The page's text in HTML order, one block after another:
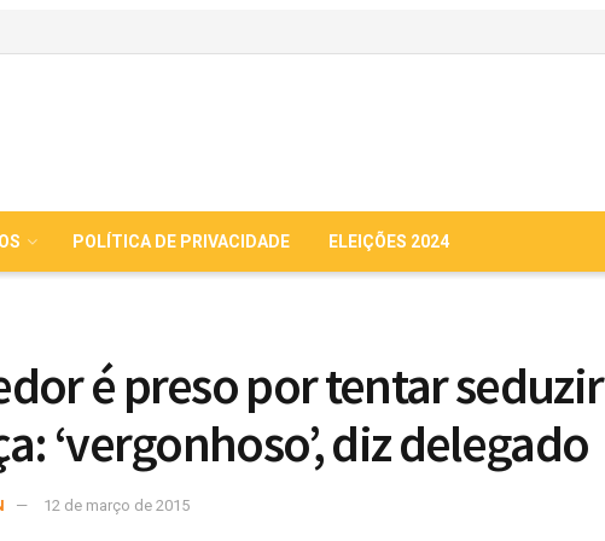
POLÍTICA DE PRIVACIDADE ELEIÇÕES 2024
é preso por tentar seduzir
‘vergonhoso’, diz delegado
12 de março de 2015